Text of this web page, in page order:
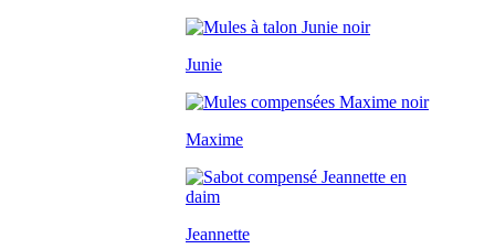
Junie
Maxime
Jeannette